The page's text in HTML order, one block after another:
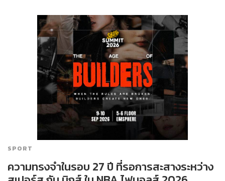
SPORT
ความทรงจำในรอบ 27 ปี ที่รอการสะสางระหว่าง